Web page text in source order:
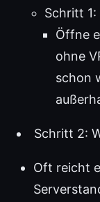
Schritt
Öffne
ohne
schon
Schritt 2:
Oft reicht